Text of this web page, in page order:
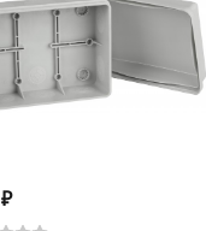
₽